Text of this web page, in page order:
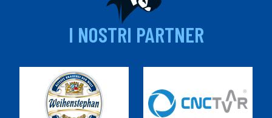
I NOSTRI PARTNER